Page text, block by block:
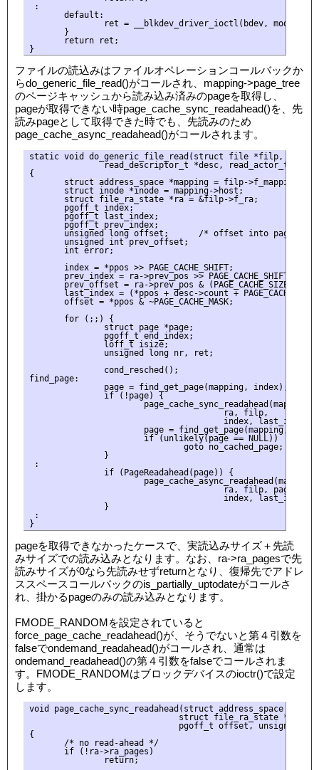
:
       default:
ret = __blkdev_driver_ioctl(bdev, mode,
       }
       return ret;
ファイルの読込みはファイルオペレーションコールバックか
らdo_generic_file_read()がコールされ、mapping->page_tree
のページキャッシュから読み込み済みのpageを取得し、
pageが取得できない時page_cache_sync_readahead()を、先
読みpageとして取得できた時でも、先読みのため
page_cache_async_readahead()がコールされます。
static void do_generic_file_read(struct file *filp, loff_t
read_descriptor_t *desc, read_actor_t
{
       struct address_space *mapping = filp->f_mapping;
       struct inode *inode = mapping->host;
       struct file_ra_state *ra = &filp->f_ra;
       pgoff_t index;
       pgoff_t last_index;
       pgoff_t prev_index;
unsigned long offset;      /* offset into
       unsigned int prev_offset;
       int error;
       index = *ppos >> PAGE_CACHE_SHIFT;
       prev_index = ra->prev_pos >> PAGE_CACHE_SHIFT;
       prev_offset = ra->prev_pos & (PAGE_CACHE_SIZE-1);
last_index = (*ppos + desc->count +
       offset = *ppos & ~PAGE_CACHE_MASK;
       for (;;) {
               struct page *page;
               pgoff_t end_index;
               loff_t isize;
               unsigned long nr, ret;
               cond_resched();
find_page:
               page = find_get_page(mapping, index);
               if (!page) {
                       page_cache_sync_readahead(mapping,
                                       ra, filp,
index, last_index
page = find_get_page(mapping,
                       if (unlikely(page == NULL))
                               goto no_cached_page;
               }
:
               if (PageReadahead(page)) {
                       page_cache_async_readahead(mapping,
                                       ra, filp, page,
index, last_index
               }
:
pageを取得できなかったケースで、実読込みサイズ＋先読
みサイズでの読み込みとなります。なお、ra->ra_pagesで先
読みサイズが0なら先読みせずreturnとなり、復帰先でアドレ
ススペースコールバックのis_partially_uptodateがコールさ
れ、掛かるpageのみの読み込みとなります。
FMODE_RANDOMを設定されていると
force_page_cache_readahead()が、そうでないと第４引数を
falseでondemand_readahead()がコールされ、通常は
ondemand_readahead()の第４引数をfalseでコールされま
す。FMODE_RANDOMはブロックデバイスのioctr()で設定
します。
void page_cache_sync_readahead(struct address_space
struct file_ra_state *ra,
pgoff_t offset, unsigned
{
       /* no read-ahead */
       if (!ra->ra_pages)
               return;